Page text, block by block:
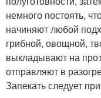
немного постоять,
начиняют любой
грибной, овощной,
выкладывают на
отправляют в
Запекать следует